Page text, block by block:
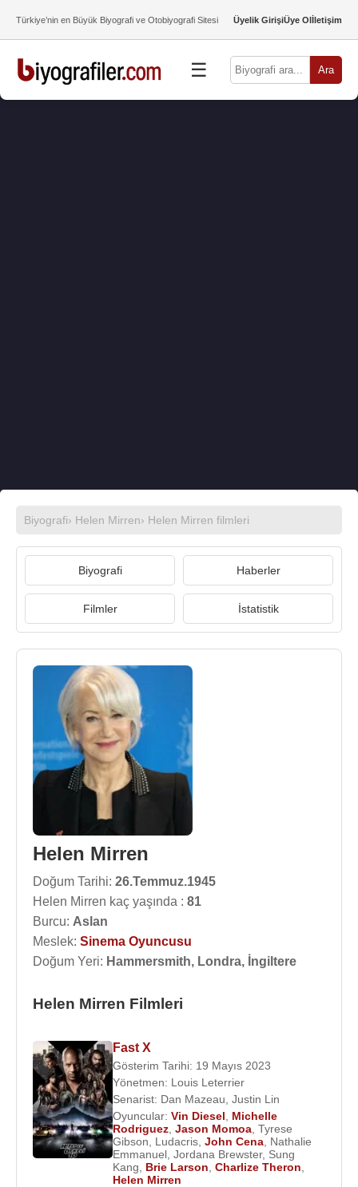
Türkiye’nin en Büyük Biyografi ve Otobiyografi Sitesi Üyelik GirişiÜye Olİletişim
☰ Ara
Biyografi› Helen Mirren› Helen Mirren filmleri
Biyografi Haberler
Filmler İstatistik
Helen Mirren
Doğum Tarihi: 26.Temmuz.1945
Helen Mirren kaç yaşında : 81
Burcu: Aslan
Meslek: Sinema Oyuncusu
Doğum Yeri: Hammersmith, Londra, İngiltere
Helen Mirren Filmleri
Fast X
Gösterim Tarihi: 19 Mayıs 2023
Yönetmen: Louis Leterrier
Senarist: Dan Mazeau Justin Lin
Oyuncular: Vin Diesel
Michelle
Rodriguez Jason Momoa Tyrese
Gibson
Ludacris John Cena Nathalie
Emmanuel Jordana Brewster, Sung
Kang
Brie Larson Charlize Theron
Helen Mirren